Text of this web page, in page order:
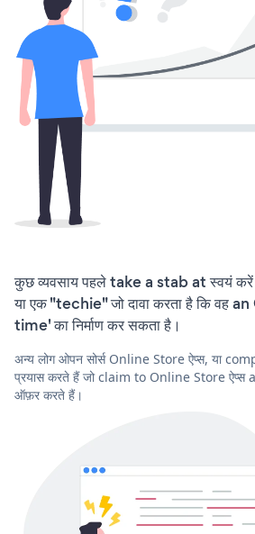
कुछ व्यवसाय पहले take a stab at स्वयं
या एक "techie" जो दावा करता है कि वह
time' का निर्माण कर सकता है।
अन्य लोग ओपन सोर्स Online Store ऐप्स, या
प्रयास करते हैं जो claim to Online Store
ऑफ़र करते हैं।